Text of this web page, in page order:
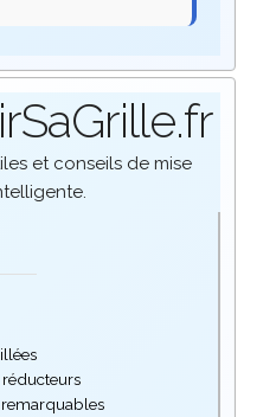
et conseils de mise
réducteurs